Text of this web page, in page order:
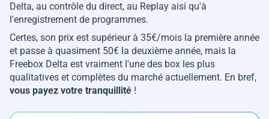
Delta, au contrôle du direct, au Replay aisi qu'à
l'enregistrement de programmes.
Certes, son prix est supérieur à 35€/mois la première année
et passe à quasiment 50€ la deuxième année, mais la
Freebox Delta est vraiment l'une des box les plus
qualitatives et complètes du marché actuellement. En bref,
vous payez votre tranquillité !